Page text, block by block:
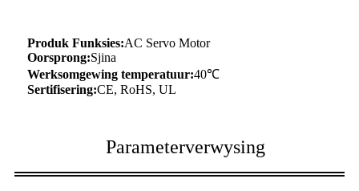
Produk Funksies:AC Servo Motor
Oorsprong:Sjina
Werksomgewing temperatuur:40℃
Sertifisering:CE, RoHS, UL
Parameterverwysing